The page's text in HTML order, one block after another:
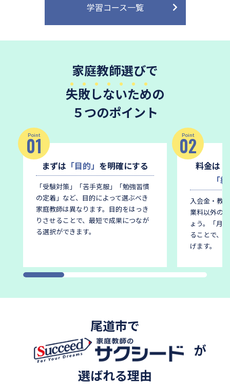
学習コース一覧
家庭教師選びで
失敗しないための
５つのポイント
Point
01
まずは 「目的」 を明確にする
「受験対策」「苦手克服」「勉強習慣
の定着」など、目的によって選ぶべき
家庭教師は異なります。 目的をはっき
りさせることで、最短で成果につなが
る選択ができます。
Point
02
料金は
「
入会金・教
業料以外の
ょう。
「月
ることで、
げます。
尾道市で
が
選ばれる理由